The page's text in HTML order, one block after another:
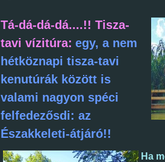
Tá-dá-dá-dá....!! Tisza-
tavi vízitúra: egy, a nem
hétköznapi tisza-tavi
kenutúrák között is
valami nagyon spéci
felfedezősdi: az
Északkeleti-átjáró!!
Ha